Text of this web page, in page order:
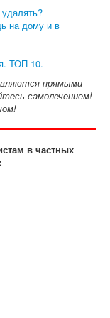
на дому и в
ТОП-10.
прямыми
самолечением!
в частных